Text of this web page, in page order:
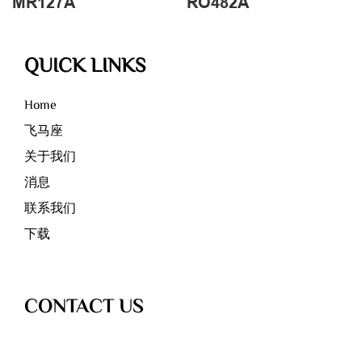
QUICK LINKS
Home
飞马座
关于我们
消息
联系我们
下载
CONTACT US